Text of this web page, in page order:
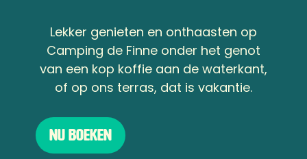
Lekker genieten en onthaasten op
Camping de Finne onder het genot
van een kop koffie aan de waterkant,
of op ons terras, dat is vakantie.
Nu boeken